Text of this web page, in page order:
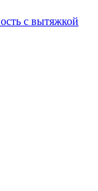
с вытяжкой